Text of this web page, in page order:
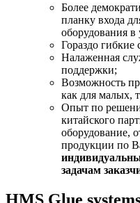
Более
планку входа
оборудования в
Гораздо гибкие
Налаженная
поддержки;
Возможность
как для малых,
Опыт по
китайского
оборудование,
продукции по
задачам
HMS Glue